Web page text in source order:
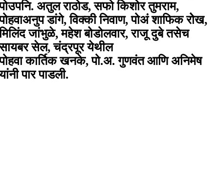
अतुल राठोड, सफो किशोर तुमराम,
डांगे, विक्की निवाण, पोअं शाफिक रोेख,
जांभुळे, महेश बोडोलवार, राजू दुबे तसेच
सेल, चंद्रपूर येथील
कार्तिक खनके, पो.अ. गुणवंत आणि अनिमेष
पार पाडली.